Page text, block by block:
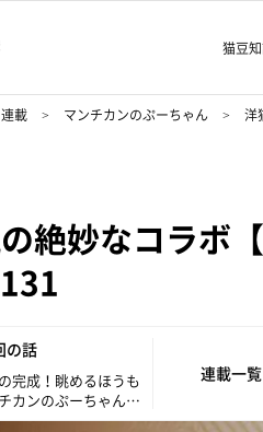
猫豆
連載 マンチカンのぷーちゃん 洋
絶妙なコラボ
の話
完成！眺めるほうも
カンのぷーちゃん
連載一覧